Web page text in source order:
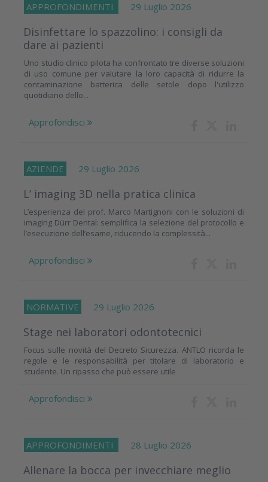
APPROFONDIMENTI 29 Luglio 2026
Disinfettare lo spazzolino: i consigli da
dare ai pazienti
Uno studio clinico pilota ha confrontato tre diverse soluzioni
di uso comune per valutare la loro capacità di ridurre la
contaminazione batterica delle setole dopo l'utilizzo
quotidiano dello...
Approfondisci
AZIENDE 29 Luglio 2026
L’ imaging 3D nella pratica clinica
L’esperienza del prof. Marco Martignoni con le soluzioni di
imaging Dürr Dental: semplifica la selezione del protocollo e
l’esecuzione dell’esame, riducendo la complessità...
Approfondisci
NORMATIVE 29 Luglio 2026
Stage nei laboratori odontotecnici
Focus sulle novità del Decreto Sicurezza. ANTLO ricorda le
regole e le responsabilità per titolare di laboratorio e
studente. Un ripasso che può essere utile
Approfondisci
APPROFONDIMENTI 28 Luglio 2026
Allenare la bocca per invecchiare meglio